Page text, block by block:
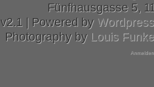
Fünfhausgasse 5,
v2.1 | Powered by Wordpress
Photography by Louis Funke
Anmelden